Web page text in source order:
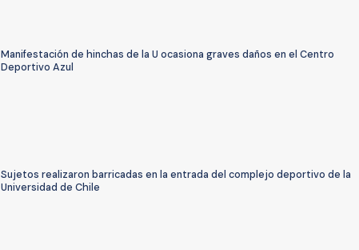
Manifestación de hinchas de la U ocasiona graves daños en el Centro
Deportivo Azul
Sujetos realizaron barricadas en la entrada del complejo deportivo de la
Universidad de Chile